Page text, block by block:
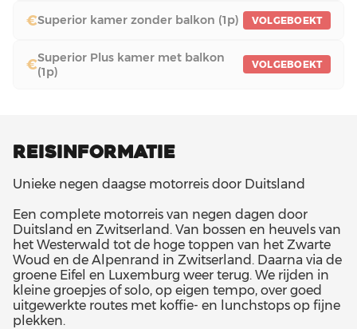
€Superior kamer zonder balkon (1p) VOLGEBOEKT
€Superior Plus kamer met balkon
(1p)
VOLGEBOEKT
REISINFORMATIE
Unieke negen daagse motorreis door Duitsland
Een complete motorreis van negen dagen door
Duitsland en Zwitserland. Van bossen en heuvels van
het Westerwald tot de hoge toppen van het Zwarte
Woud en de Alpenrand in Zwitserland. Daarna via de
groene Eifel en Luxemburg weer terug. We rijden in
kleine groepjes of solo, op eigen tempo, over goed
uitgewerkte routes met koffie- en lunchstops op fijne
plekken.